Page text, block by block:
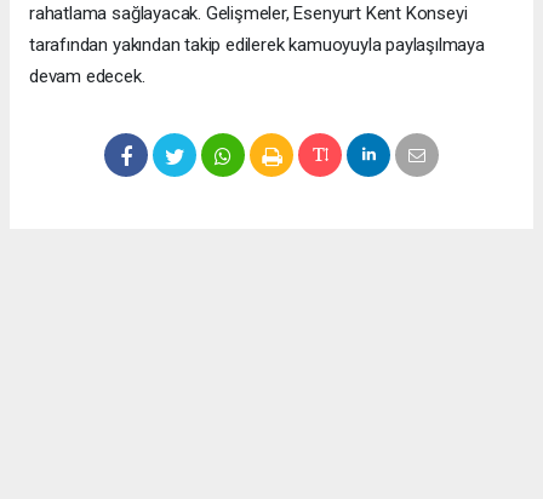
rahatlama sağlayacak. Gelişmeler, Esenyurt Kent Konseyi
tarafından yakından takip edilerek kamuoyuyla paylaşılmaya
devam edecek.